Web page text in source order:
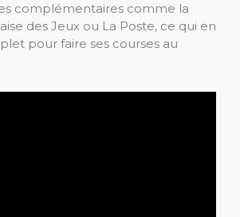
complémentaires comme la
des Jeux ou La Poste, ce qui en
pour faire ses courses au